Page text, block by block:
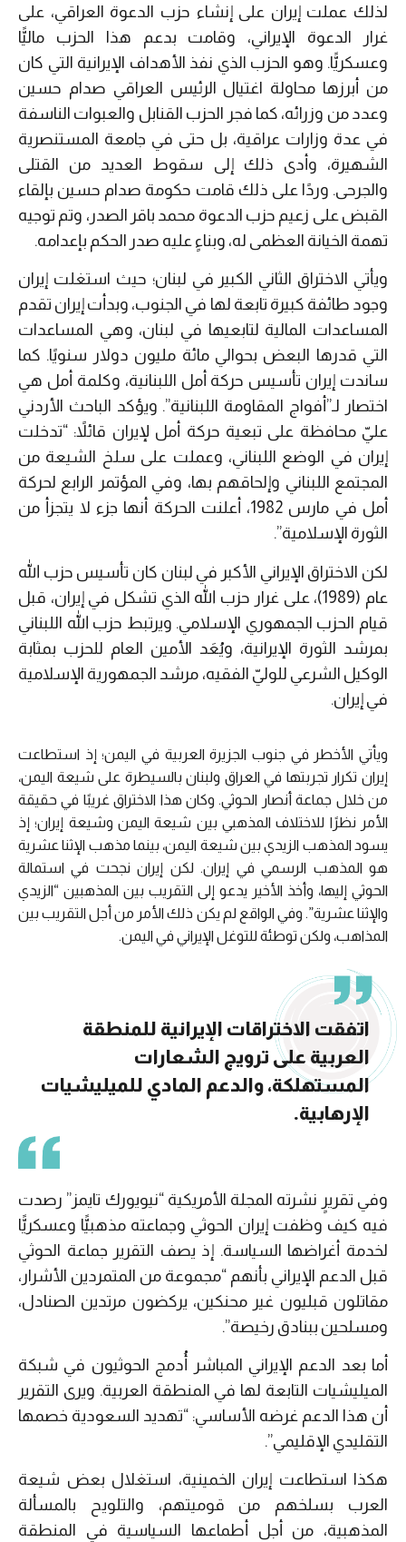
لذلك عملت إيران على إنشاء حزب الدعوة العراقي، على
غرار الدعوة الإيراني، وقامت بدعم هذا الحزب ماليًّا
وعسكريًّا. وهو الحزب الذي نفذ الأهداف الإيرانية التي كان
من أبرزها محاولة اغتيال الرئيس العراقي صدام حسين
وعدد من وزرائه، كما فجر الحزب القنابل والعبوات الناسفة
في عدة وزارات عراقية، بل حتى في جامعة المستنصرية
الشهيرة، وأدى ذلك إلى سقوط العديد من القتلى
والجرحى. وردًا على ذلك قامت حكومة صدام حسين بإلقاء
القبض على زعيم حزب الدعوة محمد باقر الصدر، وتم توجيه
تهمة الخيانة العظمى له، وبناءٍ عليه صدر الحكم بإعدامه.
ويأتي الاختراق الثاني الكبير في لبنان؛ حيث استغلت إيران
وجود طائفة كبيرة تابعة لها في الجنوب، وبدأت إيران تقدم
المساعدات المالية لتابعيها في لبنان، وهي المساعدات
التي قدرها البعض بحوالي مائة مليون دولار سنويًا. كما
ساندت إيران تأسيس حركة أمل اللبنانية، وكلمة أمل هي
اختصار لـ”أفواج المقاومة اللبنانية”. ويؤكد الباحث الأردني
عليّ محافظة على تبعية حركة أمل لإيران قائلاً: “تدخلت
إيران في الوضع اللبناني، وعملت على سلخ الشيعة من
المجتمع اللبناني وإلحاقهم بها، وفي المؤتمر الرابع لحركة
أمل في مارس 1982، أعلنت الحركة أنها جزء لا يتجزأ من
الثورة الإسلامية”.
لكن الاختراق الإيراني الأكبر في لبنان كان تأسيس حزب الله
عام (1989)، على غرار حزب الله الذي تشكل في إيران، قبل
قيام الحزب الجمهوري الإسلامي. ويرتبط حزب الله اللبناني
بمرشد الثورة الإيرانية، ويُعَد الأمين العام للحزب بمثابة
الوكيل الشرعي للوليّ الفقيه، مرشد الجمهورية الإسلامية
في إيران.
ويأتي الأخطر في جنوب الجزيرة العربية في اليمن؛ إذ استطاعت
إيران تكرار تجربتها في العراق ولبنان بالسيطرة على شيعة اليمن،
من خلال جماعة أنصار الحوثي. وكان هذا الاختراق غريبًا في حقيقة
الأمر نظرًا للاختلاف المذهبي بين شيعة اليمن وشيعة إيران؛ إذ
يسود المذهب الزيدي بين شيعة اليمن، بينما مذهب الإثنا عشرية
هو المذهب الرسمي في إيران. لكن إيران نجحت في استمالة
الحوثي إليها، وأخذ الأخير يدعو إلى التقريب بين المذهبين “الزيدي
والإثنا عشرية”. وفي الواقع لم يكن ذلك الأمر من أجل التقريب بين
المذاهب، ولكن توطئة للتوغل الإيراني في اليمن.
اتفقت الاختراقات الإيرانية للمنطقة
العربية على ترويج الشعارات
المستهلكة، والدعم المادي للميليشيات
الإرهابية.
وفي تقريرٍ نشرته المجلة الأمريكية “نيويورك تايمز” رصدت
فيه كيف وظفت إيران الحوثي وجماعته مذهبيًّا وعسكريًّا
لخدمة أغراضها السياسة. إذ يصف التقرير جماعة الحوثي
قبل الدعم الإيراني بأنهم “مجموعة من المتمردين الأشرار،
مقاتلون قبليون غير محنكين، يركضون مرتدين الصنادل،
ومسلحين ببنادق رخيصة”.
أما بعد الدعم الإيراني المباشر أُدمج الحوثيون في شبكة
الميليشيات التابعة لها في المنطقة العربية. ويرى التقرير
أن هذا الدعم غرضه الأساسي: “تهديد السعودية خصمها
التقليدي الإقليمي”.
هكذا استطاعت إيران الخمينية، استغلال بعض شيعة
العرب بسلخهم من قوميتهم، والتلويح بالمسألة
المذهبية، من أجل أطماعها السياسية في المنطقة